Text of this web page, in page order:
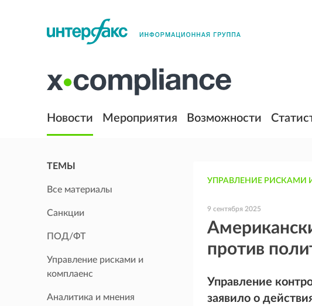
Новости Мероприятия Возможности
ТЕМЫ
Все материалы
Санкции
ПОД/ФТ
Управление рисками и
комплаенс
Аналитика и мнения
УПРАВЛЕНИЕ РИСКАМИ
9 сентября 2025
против
Управление
заявило о